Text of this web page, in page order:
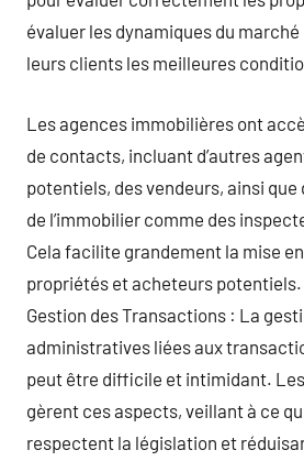
évaluer les dynamiques du
leurs clients les meilleures
Les agences immobilières ont
de contacts, incluant d’autres
potentiels, des vendeurs, ainsi
de l’immobilier comme des
Cela facilite grandement la mise
propriétés et acheteurs potentiels.
Gestion des Transactions : La
administratives liées aux
peut être difficile et intimidant.
gèrent ces aspects, veillant à ce
respectent la législation et